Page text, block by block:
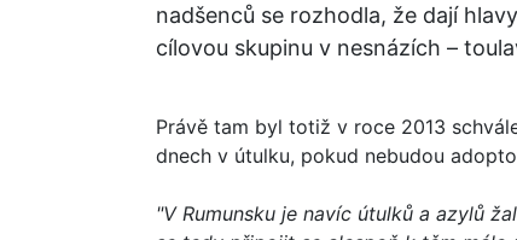
nadšenců se rozhodla, že dají
cílovou skupinu v nesnázích –
Právě tam byl totiž v roce 2013
dnech v útulku, pokud nebudou
"V Rumunsku je navíc útulků a azylů